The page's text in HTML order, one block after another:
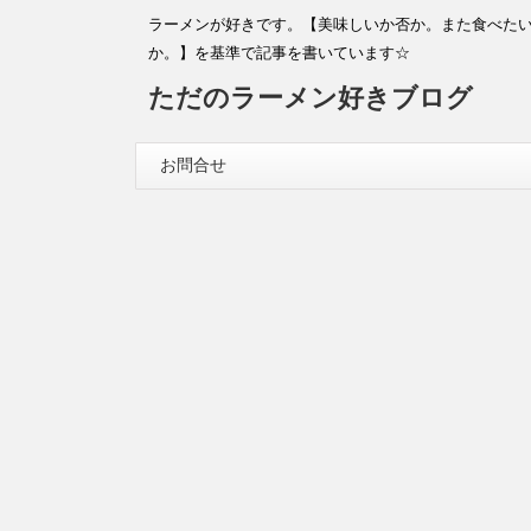
ラーメンが好きです。【美味しいか否か。また食べた
か。】を基準で記事を書いています☆
ただのラーメン好きブログ
お問合せ